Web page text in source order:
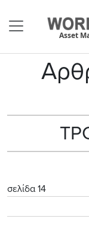
Asset
σελίδα 14